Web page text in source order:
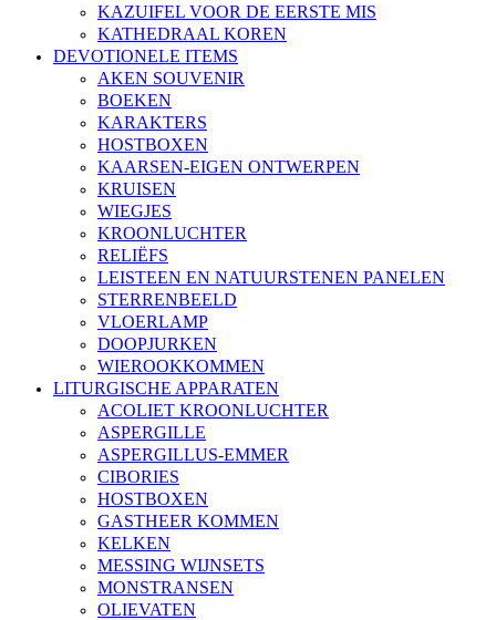
KAZUIFEL VOOR DE EERSTE MIS
KATHEDRAAL KOREN
DEVOTIONELE ITEMS
AKEN SOUVENIR
BOEKEN
KARAKTERS
HOSTBOXEN
KAARSEN-EIGEN ONTWERPEN
KRUISEN
WIEGJES
KROONLUCHTER
RELIËFS
LEISTEEN EN NATUURSTENEN PANELEN
STERRENBEELD
VLOERLAMP
DOOPJURKEN
WIEROOKKOMMEN
LITURGISCHE APPARATEN
ACOLIET KROONLUCHTER
ASPERGILLE
ASPERGILLUS-EMMER
CIBORIES
HOSTBOXEN
GASTHEER KOMMEN
KELKEN
MESSING WIJNSETS
MONSTRANSEN
OLIEVATEN